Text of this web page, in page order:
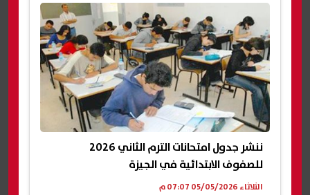
ننشر جدول امتحانات الترم الثاني 2026
للصفوف الابتدائية في الجيزة
الثلاثاء 05/05/2026 07:07 م